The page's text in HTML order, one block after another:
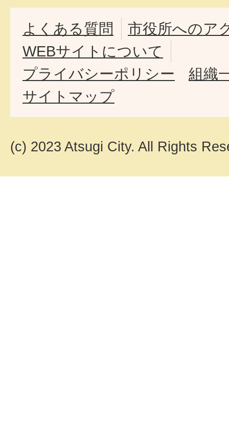
よくある質問
市役所へのア
WEBサイトについて
プライバシーポリシー
組織
サイトマップ
(c) 2023 Atsugi City. All Rights